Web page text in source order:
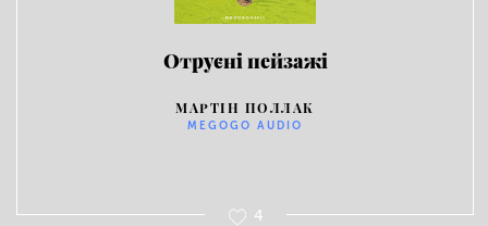
Отруєні пейзажі
МАРТІН ПОЛЛАК
MEGOGO AUDIO
4